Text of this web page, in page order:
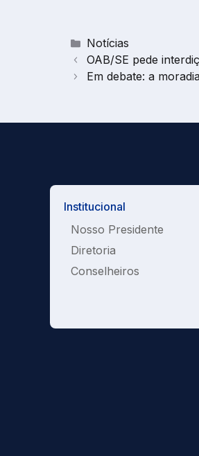
Categorias
Notícias
OAB/SE pede
Em debate: a
Institucional
Nosso Presidente
Diretoria
Conselheiros